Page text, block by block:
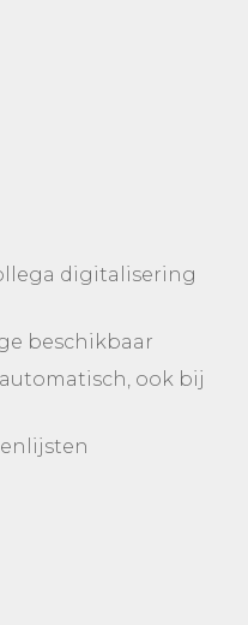
digitalisering
beschikbaar
ook bij